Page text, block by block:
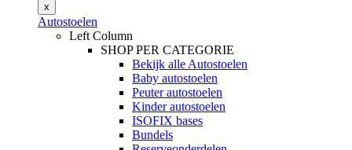
x
Autostoelen
Left Column
SHOP PER CATEGORIE
Bekijk alle Autostoelen
Baby autostoelen
Peuter autostoelen
Kinder autostoelen
ISOFIX bases
Bundels